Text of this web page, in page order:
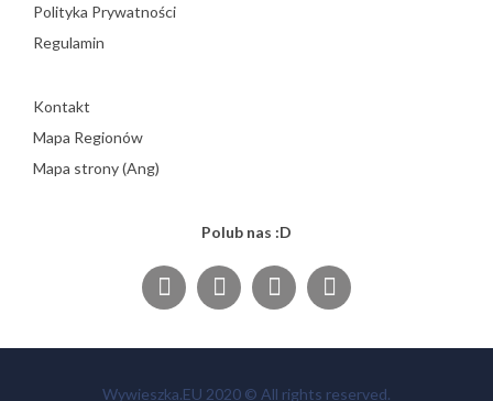
Polityka Prywatności
Regulamin
Kontakt
Mapa Regionów
Mapa strony (Ang)
Polub nas :D
Wywieszka.EU 2020 © All rights reserved.